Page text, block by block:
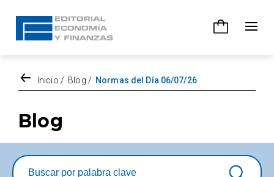
Inicio / Blog / Normas del Día 06/07/26